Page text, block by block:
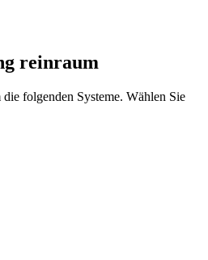
reinraum
folgenden Systeme. Wählen Sie